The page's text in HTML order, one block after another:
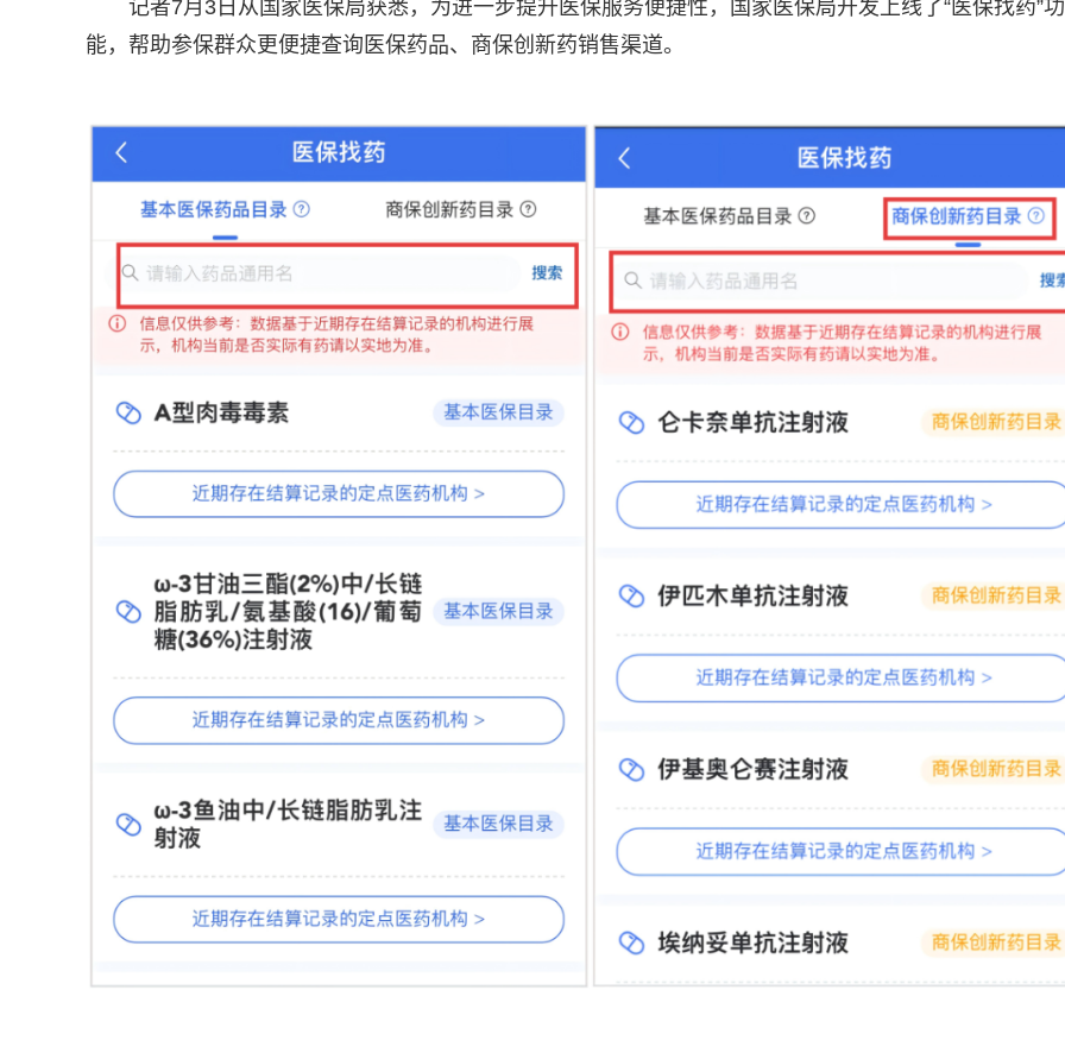
记者7月3日从国家医保局获悉，为进一步提升医保服务便捷性，国家医保局开发上线了“医保找药”功
能，帮助参保群众更便捷查询医保药品、商保创新药销售渠道。